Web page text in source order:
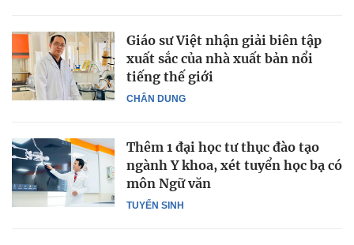
CHÂN DUNG
Giáo sư Việt nhận giải biên tập
xuất sắc của nhà xuất bản nổi
tiếng thế giới
TUYỂN SINH
Thêm 1 đại học tư thục đào tạo
ngành Y khoa, xét tuyển học bạ có
môn Ngữ văn